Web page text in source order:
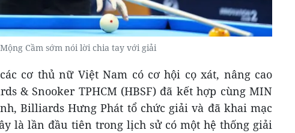
Cầm sớm nói lời chia tay với giải
cơ thủ nữ Việt Nam có cơ hội cọ xát, nâng cao
& Snooker TPHCM (HBSF) đã kết hợp cùng MIN
Billiards Hưng Phát tổ chức giải và đã khai mạc
là lần đầu tiên trong lịch sử có một hệ thống giải